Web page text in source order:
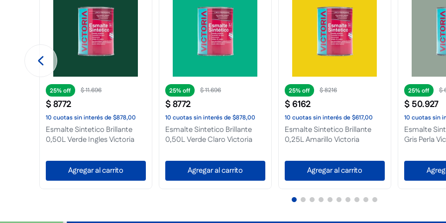
25% $21.798
$16.348
10 cuotassin interésde$1635,00
Esmalte Sintetico Brillante1L
Amarillo Medio Victoria
Agregar al carrito
$409.607
$307.205
Esmalte Sintetico Brillante
20L Amarillo Sol
Envio Gratis
No disponible
$332.242
$249.181
Esmalte Sintetico Brillante
20L Marfil Champagne
Victoria
Envio Gratis
No disponible
$
$412.359
Esmalte
20L
Envio Gratis
No